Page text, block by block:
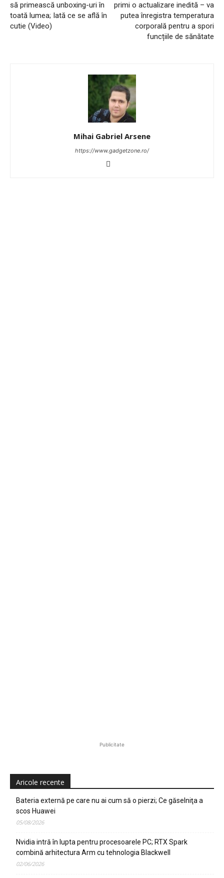
să primească unboxing-uri în
toată lumea; Iată ce se află în
cutie (Video)
primi o actualizare inedită – va
putea înregistra temperatura
corporală pentru a spori
funcțiile de sănătate
Mihai Gabriel Arsene
https://www.gadgetzone.ro/
Publicitate
Aricole recente
Bateria externă pe care nu ai cum să o pierzi; Ce găselniţa a
scos Huawei
05/08/2026
Nvidia intră în lupta pentru procesoarele PC; RTX Spark
combină arhitectura Arm cu tehnologia Blackwell
02/06/2026